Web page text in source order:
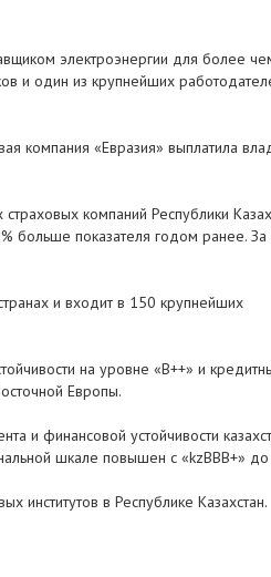
электроэнергии для более
и один из крупнейших
компания «Евразия» выплатила
компаний Республики
больше показателя годом ранее. За
и входит в 150 крупнейших
на уровне «B++» и
Европы.
и финансовой устойчивости
шкале повышен с «kzВВВ+» до
институтов в Республике Казахстан.